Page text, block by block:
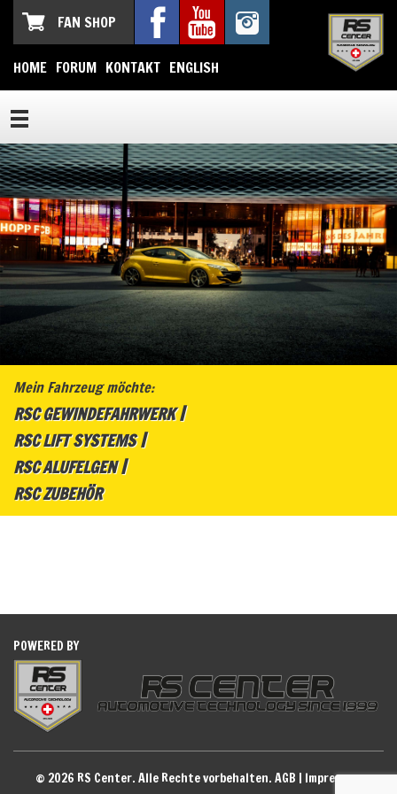
FAN SHOP
HOME FORUM KONTAKT ENGLISH
Mein Fahrzeug möchte:
RSC GEWINDEFAHRWERK
RSC LIFT SYSTEMS
RSC ALUFELGEN
RSC ZUBEHÖR
POWERED BY
© 2026 RS Center. Alle Rechte vorbehalten. AGB | Impressum